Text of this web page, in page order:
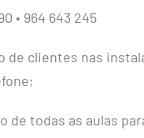
• 964 643 245
de clientes nas
de todas as aulas